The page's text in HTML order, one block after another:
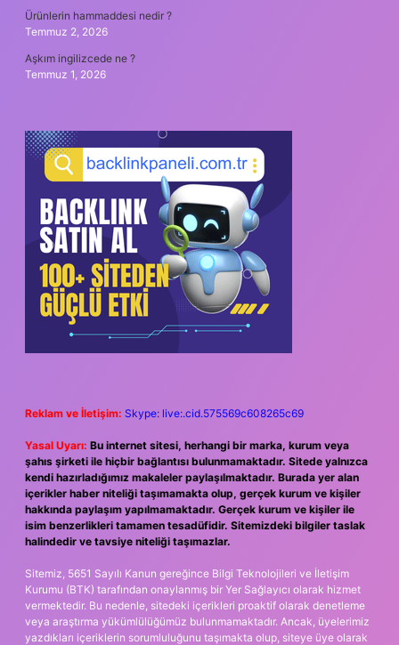
Ürünlerin hammaddesi nedir ?
Temmuz 2, 2026
Aşkım ingilizcede ne ?
Temmuz 1, 2026
Reklam ve İletişim: Skype: live:.cid.575569c608265c69
Yasal Uyarı: Bu internet sitesi, herhangi bir marka, kurum veya
şahıs şirketi ile hiçbir bağlantısı bulunmamaktadır. Sitede yalnızca
kendi hazırladığımız makaleler paylaşılmaktadır. Burada yer alan
içerikler haber niteliği taşımamakta olup, gerçek kurum ve kişiler
hakkında paylaşım yapılmamaktadır. Gerçek kurum ve kişiler ile
isim benzerlikleri tamamen tesadüfidir. Sitemizdeki bilgiler taslak
halindedir ve tavsiye niteliği taşımazlar.
Sitemiz, 5651 Sayılı Kanun gereğince Bilgi Teknolojileri ve İletişim
Kurumu (BTK) tarafından onaylanmış bir Yer Sağlayıcı olarak hizmet
vermektedir. Bu nedenle, sitedeki içerikleri proaktif olarak denetleme
veya araştırma yükümlülüğümüz bulunmamaktadır. Ancak, üyelerimiz
yazdıkları içeriklerin sorumluluğunu taşımakta olup, siteye üye olarak